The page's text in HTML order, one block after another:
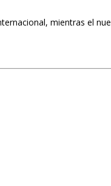
mientras el